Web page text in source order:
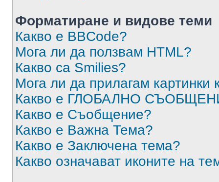
Форматиране и видове теми
Какво е BBCode?
Мога ли да ползвам HTML?
Какво са Smilies?
Мога ли да прилагам
Какво е ГЛОБАЛНО
Какво е Съобщение?
Какво е Важна Тема?
Какво е Заключена тема?
Какво означават иконите на